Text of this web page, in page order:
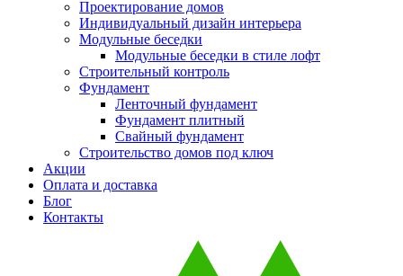
Проектирование домов
Индивидуальный дизайн интерьера
Модульные беседки
Модульные беседки в стиле лофт
Строительный контроль
Фундамент
Ленточный фундамент
Фундамент плитный
Свайный фундамент
Строительство домов под ключ
Акции
Оплата и доставка
Блог
Контакты